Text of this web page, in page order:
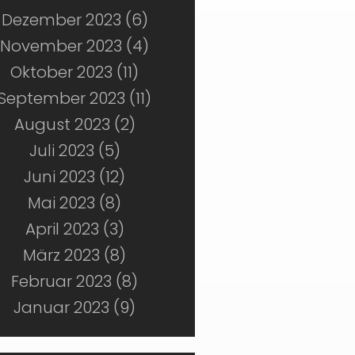
Dezember 2023 (6)
November 2023 (4)
Oktober 2023 (11)
2023 (11)
August 2023 (2)
Juli 2023 (5)
Juni 2023 (12)
Mai 2023 (8)
April 2023 (3)
März 2023 (8)
Februar 2023 (8)
Januar 2023 (9)